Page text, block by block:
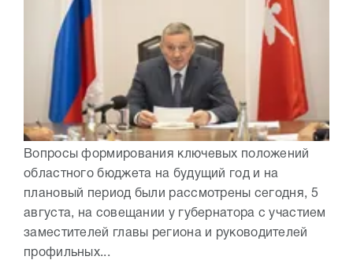
Вопросы формирования ключевых положений
областного бюджета на будущий год и на
плановый период были рассмотрены сегодня, 5
августа, на совещании у губернатора с участием
заместителей главы региона и руководителей
профильных...